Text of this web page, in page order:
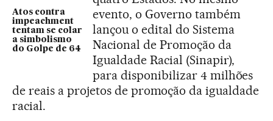
Atos contra
impeachment
tentam se colar
a simbolismo
do Golpe de 64
evento, o Governo também
lançou o edital do Sistema
Nacional de Promoção da
Igualdade Racial (Sinapir),
para disponibilizar 4 milhões
de reais a projetos de promoção da igualdade
racial.